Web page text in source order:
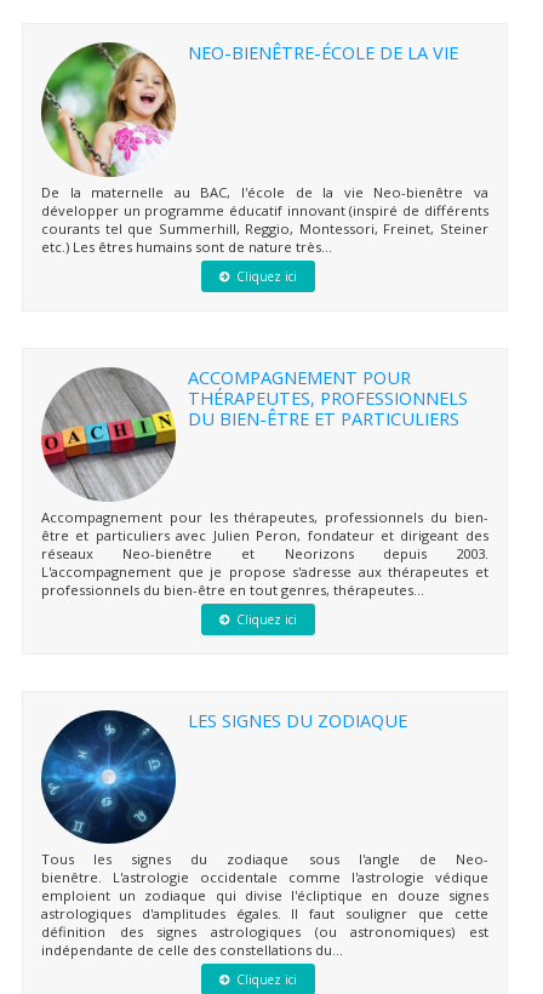
NEO-BIENÊTRE-ÉCOLE DE LA VIE
De la maternelle au BAC, l'école de la vie Neo-bienêtre va
développer un programme éducatif innovant (inspiré de différents
courants tel que Summerhill, Reggio, Montessori, Freinet, Steiner
etc.) Les êtres humains sont de nature très...
Cliquez ici
ACCOMPAGNEMENT POUR
THÉRAPEUTES, PROFESSIONNELS
DU BIEN-ÊTRE ET PARTICULIERS
Accompagnement pour les thérapeutes, professionnels du bien-
être et particuliers avec Julien Peron, fondateur et dirigeant des
réseaux Neo-bienêtre et Neorizons depuis 2003.
L'accompagnement que je propose s'adresse aux thérapeutes et
professionnels du bien-être en tout genres, thérapeutes...
Cliquez ici
LES SIGNES DU ZODIAQUE
Tous les signes du zodiaque sous l'angle de Neo-
bienêtre. L'astrologie occidentale comme l'astrologie védique
emploient un zodiaque qui divise l'écliptique en douze signes
astrologiques d'amplitudes égales. Il faut souligner que cette
définition des signes astrologiques (ou astronomiques) est
indépendante de celle des constellations du...
Cliquez ici